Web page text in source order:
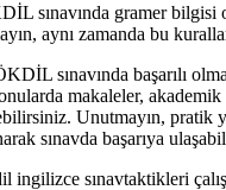
gramer bilgisi
aynı zamanda bu
sınavında başarılı
makaleler,
Unutmayın, pratik
sınavda başarıya
sınavtaktikleri